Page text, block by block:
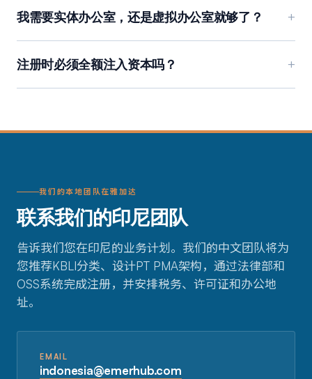
我需要实体办公室，还是虚拟办公室就够了？ +
注册时必须全额注入资本吗？ +
我们的本地团队在雅加达
联系我们的印尼团队
告诉我们您在印尼的业务计划。我们的中文团队将为
您推荐KBLI分类、设计PT PMA架构，通过法律部和
OSS系统完成注册，并安排税务、许可证和办公地
址。
EMAIL
indonesia@emerhub.com